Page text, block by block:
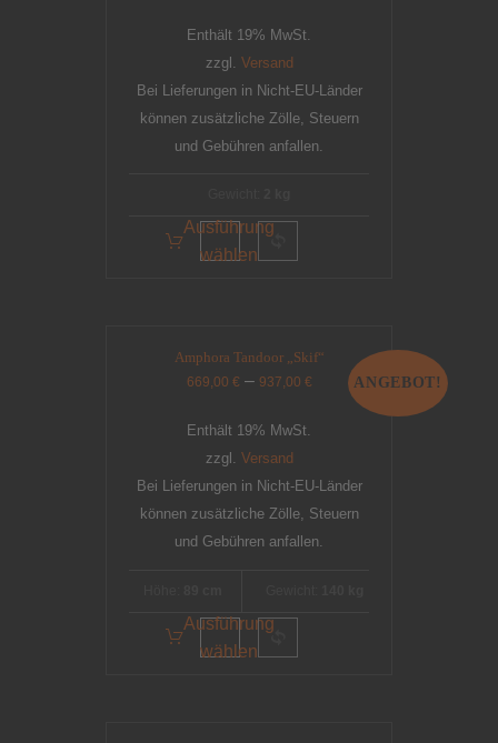
Enthält 19% MwSt.
zzgl. Versand
Bei Lieferungen in Nicht-EU-Länder
können zusätzliche Zölle, Steuern
und Gebühren anfallen.
Ausführung
wählen
ANGEBOT!
Amphora Tandoor „Skif“
669,00 € – 937,00 €
Enthält 19% MwSt.
zzgl. Versand
Bei Lieferungen in Nicht-EU-Länder
können zusätzliche Zölle, Steuern
und Gebühren anfallen.
Ausführung
wählen